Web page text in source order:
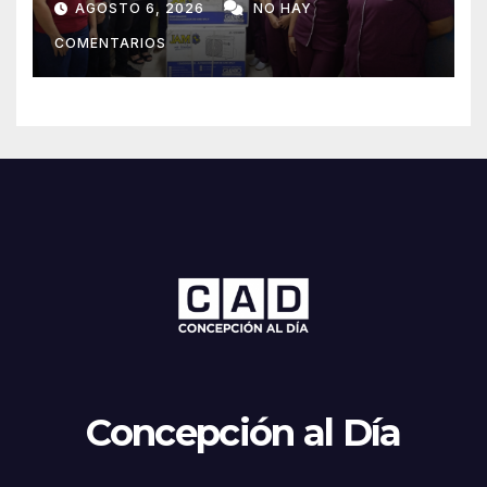
Concepción
AGOSTO 6, 2026 NO HAY
COMENTARIOS
Concepción al Día